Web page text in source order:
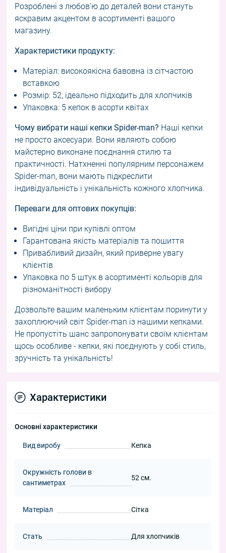
Розроблені з любов'ю до деталей вони стануть
яскравим акцентом в асортименті вашого
магазину.
Характеристики продукту:
Матеріал: високоякісна бавовна із сітчастою
вставкою
Розмір: 52, ідеально підходить для хлопчиків
Упаковка: 5 кепок в асорти квітах
Чому вибрати наші кепки Spider-man? Наші кепки
не просто аксесуари. Вони являють собою
майстерно виконане поєднання стилю та
практичності. Натхненні популярним персонажем
Spider-man, вони мають підкреслити
індивідуальність і унікальність кожного хлопчика.
Переваги для оптових покупців:
Вигідні ціни при купівлі оптом
Гарантована якість матеріалів та пошиття
Привабливий дизайн, який приверне увагу
клієнтів
Упаковка по 5 штук в асортименті кольорів для
різноманітності вибору
Дозвольте вашим маленьким клієнтам поринути у
захоплюючий світ Spider-man із нашими кепками.
Не пропустіть шанс запропонувати своїм клієнтам
щось особливе - кепки, які поєднують у собі стиль,
зручність та унікальність!
Характеристики
Основні характеристики
Вид виробу Кепка
Окружність голови в
сантиметрах
52 см.
Матеріал Сітка
Стать Для хлопчиків